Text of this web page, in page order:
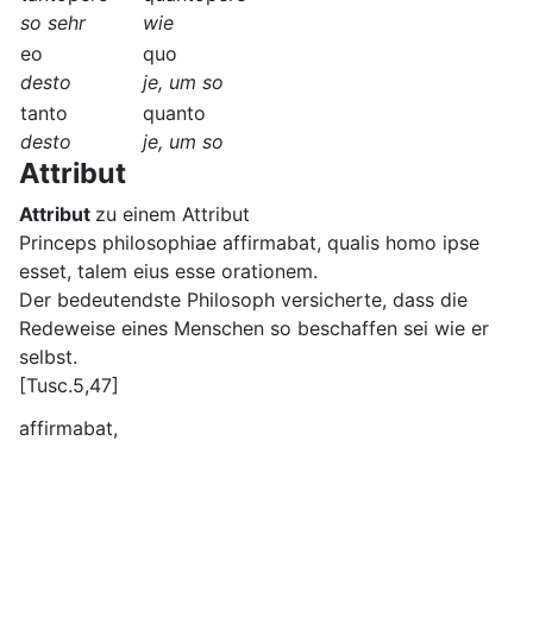
so sehr
wie
eo
desto
quo
je, um so
tanto
desto
quanto
je, um so
Attribut
Attribut zu einem Attribut
Princeps philosophiae affirmabat, qualis homo ipse
esset, talem eius esse orationem.
Der bedeutendste Philosoph versicherte, dass die
Redeweise eines Menschen so beschaffen sei wie er
selbst.
[Tusc.5,47]
affirmabat,